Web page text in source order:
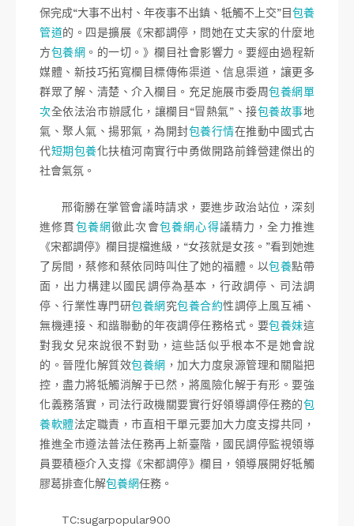
保完成“大事不出村、年夜事不出鎮、牴觸不上交”目包養
管道的。四是擴展《宋都調停，問她在丈夫家的什麼地
方包養網 。的一切。》欄目社會影響力。要經由過程新
媒體、新技巧拓寬欄目標傳佈渠道、信息渠道，讓更多
群眾了解、清楚、介入欄目。充足施展市委周包養網單
次全依法治市辦感化，讓欄目“冒熱氣”、接包養故事地
氣、聚人氣、揚邪氣，為開封包養行情在推動中國式古
代短期包養化扶植河南實行中勇做開路前鋒營建傑出的
社會氣氛。
邢衛勝在掌管會議時請求，要進步政治站位，深刻
進修貫包養網徹此次會包養網心得議精力，全力推進
《宋都調停》欄目提檔進級，“女孩就是女孩。”看到她進
了房間，蔡修和蔡依同時叫住了她的福體。以包養點帶
面，出力構建以國民調停為基本，行政調停、司法調
停、行業性專門研包養網究包養合約性調停上風互補、
無機連接、和諧聯動的年夜調停任務格式。要包養妹這
對我女兒來說很不對勁，這些話似乎根本不是她會說
的。晉陞化解質效包養網 ，加大力度泉源管理和關隘把
控，盡力將牴觸消解于已然，將風險化解于有形。要強
化義務落實，司法行政機關要實行好領導調停任務的包
養軟體法定職責，市直相干單元要加大力度支撐共同，
推進全市遵法普法任務再上新臺階，國民調停監視領導
員要積極介入支撐《宋都調停》欄目，領導展開好牴觸
膠葛排查化解包養網任務。
TC:sugarpopular900